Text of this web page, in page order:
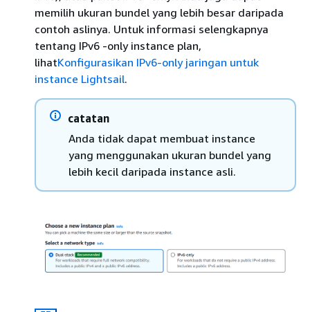
memilih ukuran bundel yang lebih besar daripada
contoh aslinya. Untuk informasi selengkapnya
tentang IPv6 -only instance plan,
lihatKonfigurasikan IPv6-only jaringan untuk
instance Lightsail.
catatan
Anda tidak dapat membuat instance
yang menggunakan ukuran bundel yang
lebih kecil daripada instance asli.